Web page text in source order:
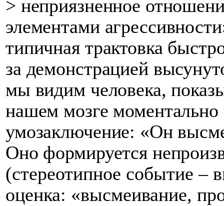
> неприязненное
элементами
типичная трактовка
за демонстрацией
мы видим человека,
нашем мозге моментально
умозаключение: «Он
Оно формируется
(стереотипное событие –
оценка: «высмеивание,